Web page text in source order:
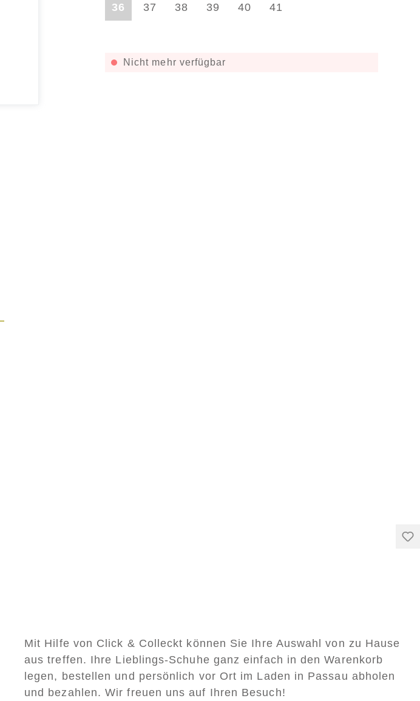
Nicht mehr verfügbar
36 37 38 39 40 41
Mit Hilfe von Click & Colleckt können Sie Ihre Auswahl von zu Hause
aus treffen. Ihre Lieblings-Schuhe ganz einfach in den Warenkorb
legen, bestellen und persönlich vor Ort im Laden in Passau abholen
und bezahlen. Wir freuen uns auf Ihren Besuch!